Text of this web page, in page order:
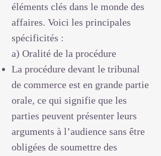
éléments clés dans le monde des
affaires. Voici les principales
spécificités :
a) Oralité de la procédure
La procédure devant le tribunal
de commerce est en grande partie
orale, ce qui signifie que les
parties peuvent présenter leurs
arguments à l’audience sans être
obligées de soumettre des